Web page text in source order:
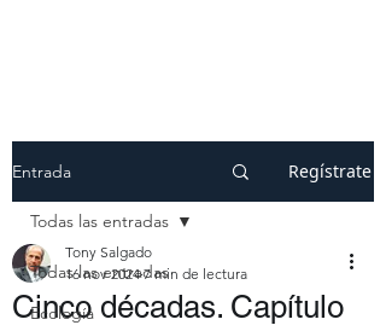
Entrada Regístrate
Todas las entradas
Ecología
Todas las entradas
Cinco décadas. Capítulo
Tony Salgado
16 nov 2024 7 min de lectura